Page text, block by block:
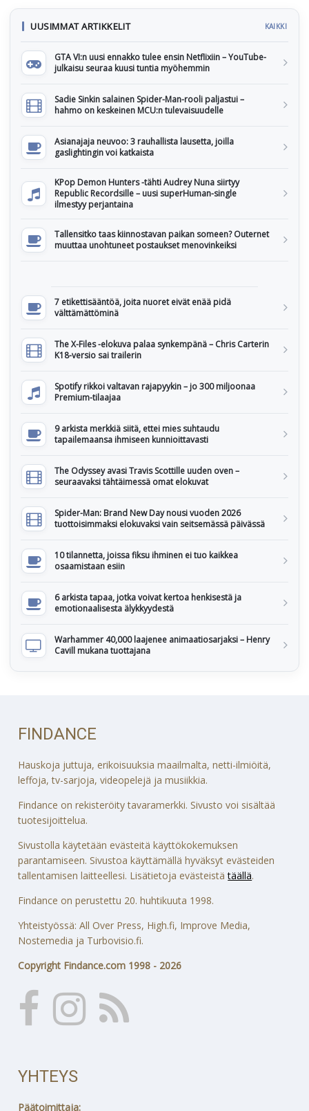
UUSIMMAT ARTIKKELIT KAIKKI
GTA VI:n uusi ennakko tulee ensin Netflixiin – YouTube-
julkaisu seuraa kuusi tuntia myöhemmin
Sadie Sinkin salainen Spider-Man-rooli paljastui –
hahmo on keskeinen MCU:n tulevaisuudelle
Asianajaja neuvoo: 3 rauhallista lausetta, joilla
gaslightingin voi katkaista
KPop Demon Hunters -tähti Audrey Nuna siirtyy
Republic Recordsille – uusi superHuman-single
ilmestyy perjantaina
Tallensitko taas kiinnostavan paikan someen? Outernet
muuttaa unohtuneet postaukset menovinkeiksi
7 etikettisääntöä, joita nuoret eivät enää pidä
välttämättöminä
The X-Files -elokuva palaa synkempänä – Chris Carterin
K18-versio sai trailerin
Spotify rikkoi valtavan rajapyykin – jo 300 miljoonaa
Premium-tilaajaa
9 arkista merkkiä siitä, ettei mies suhtaudu
tapailemaansa ihmiseen kunnioittavasti
The Odyssey avasi Travis Scottille uuden oven –
seuraavaksi tähtäimessä omat elokuvat
Spider-Man: Brand New Day nousi vuoden 2026
tuottoisimmaksi elokuvaksi vain seitsemässä päivässä
10 tilannetta, joissa fiksu ihminen ei tuo kaikkea
osaamistaan esiin
6 arkista tapaa, jotka voivat kertoa henkisestä ja
emotionaalisesta älykkyydestä
Warhammer 40,000 laajenee animaatiosarjaksi – Henry
Cavill mukana tuottajana
FINDANCE
Hauskoja juttuja, erikoisuuksia maailmalta, netti-ilmiöitä,
leffoja, tv-sarjoja, videopelejä ja musiikkia.
Findance on rekisteröity tavaramerkki. Sivusto voi sisältää
tuotesijoittelua.
Sivustolla käytetään evästeitä käyttökokemuksen
parantamiseen. Sivustoa käyttämällä hyväksyt evästeiden
tallentamisen laitteellesi. Lisätietoja evästeistätäällä.
Findance on perustettu 20. huhtikuuta 1998.
Yhteistyössä: All Over Press, High.fi, Improve Media,
Nostemedia ja Turbovisio.fi.
Copyright Findance.com 1998 - 2026
YHTEYS
Päätoimittaja: